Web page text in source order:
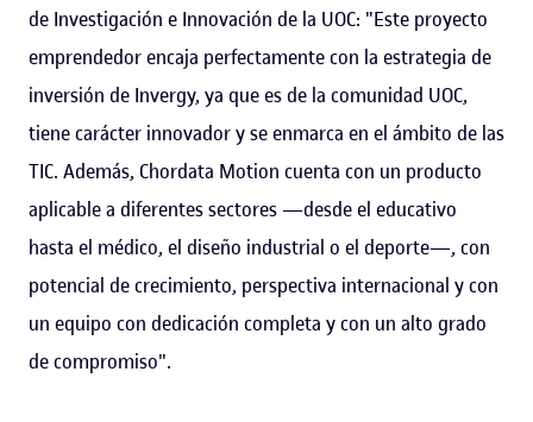
de Investigación e Innovación de la UOC: "Este proyecto
emprendedor encaja perfectamente con la estrategia de
inversión de Invergy, ya que es de la comunidad UOC,
tiene carácter innovador y se enmarca en el ámbito de las
TIC. Además, Chordata Motion cuenta con un producto
aplicable a diferentes sectores —desde el educativo
hasta el médico, el diseño industrial o el deporte—, con
potencial de crecimiento, perspectiva internacional y con
un equipo con dedicación completa y con un alto grado
de compromiso".